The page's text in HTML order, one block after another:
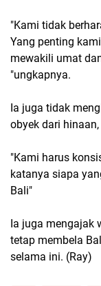
"Kami tidak
Yang penting
mewakili umat
"ungkapnya.
Ia juga tidak
obyek dari
"Kami harus
katanya siapa
Bali"
Ia juga mengajak
tetap membela
selama ini. (Ray)